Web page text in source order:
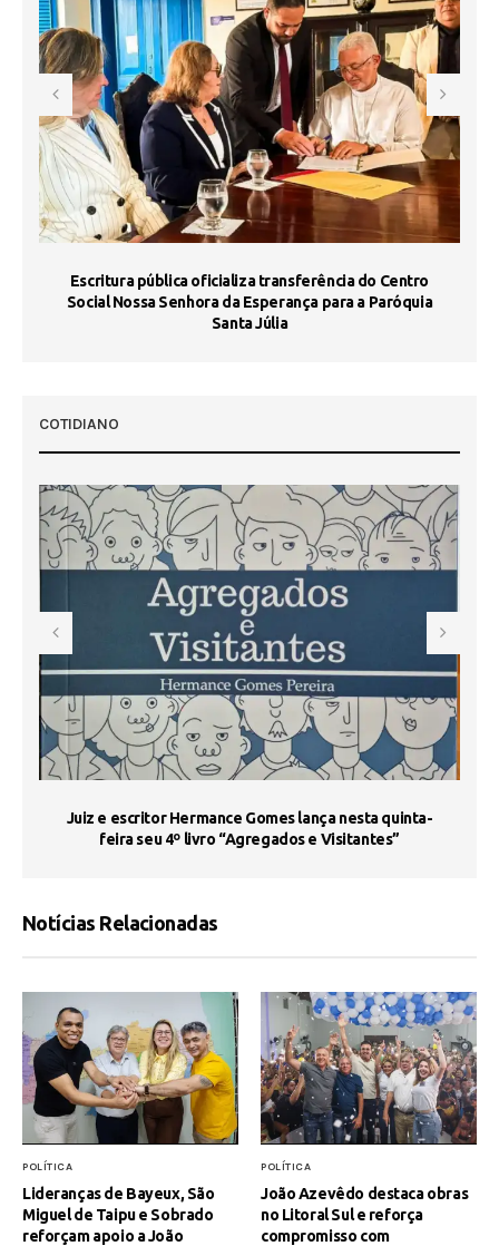
Escritura pública oficializa transferência do Centro
Social Nossa Senhora da Esperança para a Paróquia
Santa Júlia
COTIDIANO
Juiz e escritor Hermance Gomes lança nesta quinta-
feira seu 4º livro “Agregados e Visitantes”
Notícias Relacionadas
POLÍTICA
Lideranças de Bayeux, São
Miguel de Taipu e Sobrado
reforçam apoio a João
POLÍTICA
João Azevêdo destaca obras
no Litoral Sul e reforça
compromisso com